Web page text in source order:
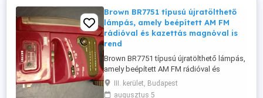
Brown BR7751 típusú újratölthető
lámpás, amely beépített AM FM
rádióval és kazettás magnóval is
rend
Brown BR7751 típusú újratölthető lámpás,
amely beépített AM FM rádióval és
kazettás magnóval is rendelkezik. 15000ft
óbuda magno nem müködik rádió szól de
III. kerület, Budapest
augusztus 5